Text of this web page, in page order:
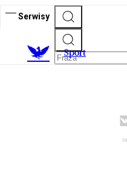
Serwisy
Sport